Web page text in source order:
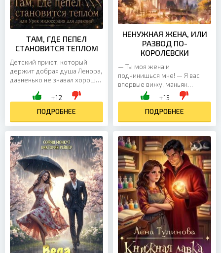
ТАМ, ГДЕ ПЕПЕЛ
СТАНОВИТСЯ ТЕПЛОМ
Детский приют, который
держит добрая душа Ленора,
давненько не знавал хороших
дети ходят в обносках, а еды
+12
ПОДРОБНЕЕ
НЕНУЖНАЯ ЖЕНА, ИЛИ
РАЗВОД ПО-
КОРОЛЕВСКИ
— Ты моя жена и
подчинишься мне! — Я вас
впервые вижу, маньяк
средневековый, — фыркнула,
сдув прядь волос. — Не пугай
девочку полуправдой, — из-
за...
+15
ПОДРОБНЕЕ